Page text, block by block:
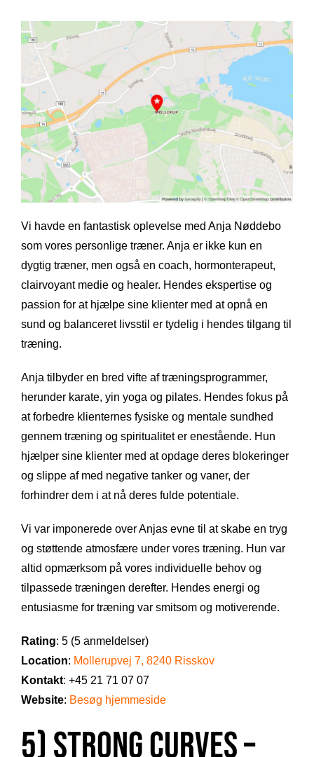
Vi havde en fantastisk oplevelse med Anja Nøddebo
som vores personlige træner. Anja er ikke kun en
dygtig træner, men også en coach, hormonterapeut,
clairvoyant medie og healer. Hendes ekspertise og
passion for at hjælpe sine klienter med at opnå en
sund og balanceret livsstil er tydelig i hendes tilgang til
træning.
Anja tilbyder en bred vifte af træningsprogrammer,
herunder karate, yin yoga og pilates. Hendes fokus på
at forbedre klienternes fysiske og mentale sundhed
gennem træning og spiritualitet er enestående. Hun
hjælper sine klienter med at opdage deres blokeringer
og slippe af med negative tanker og vaner, der
forhindrer dem i at nå deres fulde potentiale.
Vi var imponerede over Anjas evne til at skabe en tryg
og støttende atmosfære under vores træning. Hun var
altid opmærksom på vores individuelle behov og
tilpassede træningen derefter. Hendes energi og
entusiasme for træning var smitsom og motiverende.
Rating: 5 (5 anmeldelser)
Location: Mollerupvej 7, 8240 Risskov
Kontakt: +45 21 71 07 07
Website: Besøg hjemmeside
5) STRONG CURVES –